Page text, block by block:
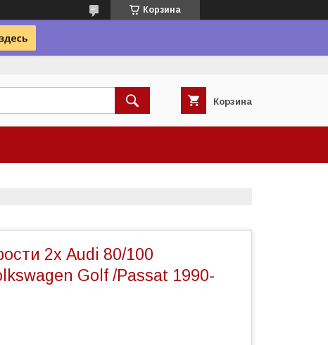
Корзина
Корзина
2х Audi 80/100
Golf /Passat 1990-